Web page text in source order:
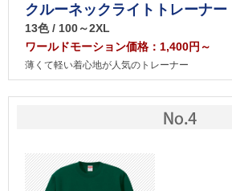
クルーネックライトトレーナー
13色 / 100～2XL
ワールドモーション価格：1,400円～
薄くて軽い着心地が人気のトレーナー